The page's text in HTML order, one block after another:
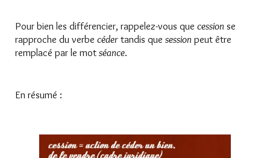
Pour bien les différencier, rappelez-vous que cession se
rapproche du verbe céder tandis que session peut être
remplacé par le mot séance.
En résumé :